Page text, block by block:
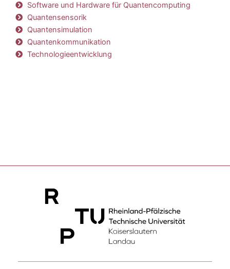
Software und Hardware für Quantencomputing
Quantensensorik
Quantensimulation
Quantenkommunikation
Technologieentwicklung